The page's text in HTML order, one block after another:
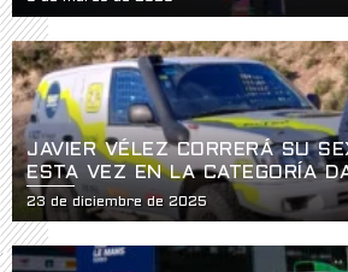
EN ST. PETERSBURG
JAVIER VÉLEZ CORRERÁ SU
ESTA VEZ EN LA CATEGORÍA
23 de diciembre de 2025